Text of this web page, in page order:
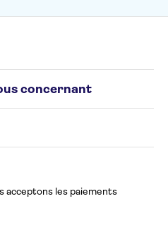
concernant
matière de cookies
acceptons les paiements